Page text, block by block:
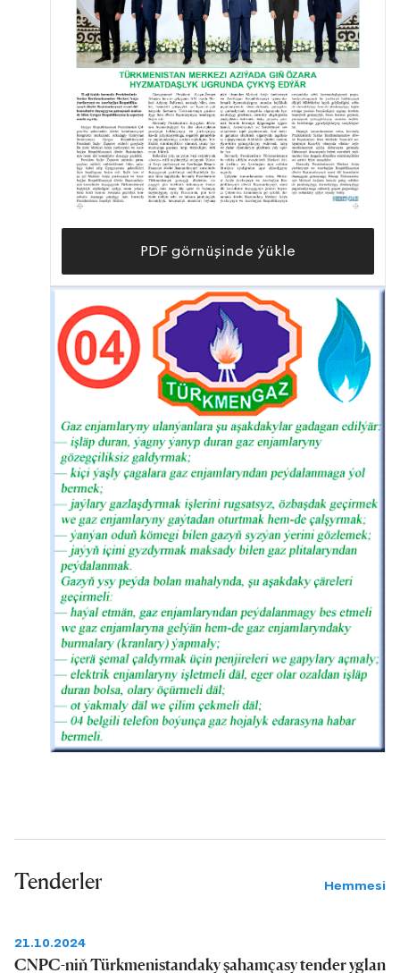
PDF görnüşinde ýükle
Tenderler Hemmesi
21.10.2024
CNPC-niň Türkmenistandaky şahamçasy tender yglan